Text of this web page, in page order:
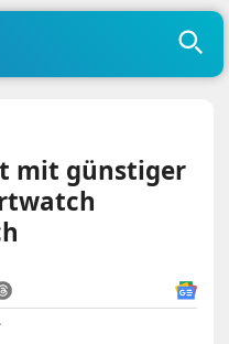
mit günstiger